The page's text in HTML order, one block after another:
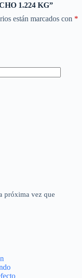
1.224 KG”
están marcados con *
próxima vez que